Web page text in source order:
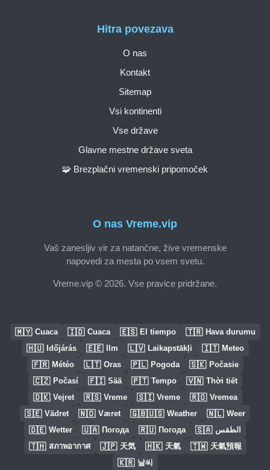
O nas Vreme.vip
Vaš zanesljiv vir za natančne, žive vremenske
napovedi za mesta po vsem svetu.
Vreme.vip © 2026. Vse pravice pridržane.
Hitra povezava
O nas
Kontakt
Sitemap
Vsi kontinenti
Vse države
Glavne mestne države sveta
🧩 Brezplačni vremenski pripomoček
🇲🇾 Cuaca 🇮🇩 Cuaca 🇪🇸 El tiempo 🇹🇷 Hava durumu
🇭🇺 Időjárás 🇪🇪 Ilm 🇱🇻 Laikapstākļi 🇮🇹 Meteo
🇫🇷 Météo 🇱🇹 Oras 🇵🇱 Pogoda 🇸🇰 Počasie
🇨🇿 Počasí 🇫🇮 Sää 🇵🇹 Tempo 🇻🇳 Thời tiết
🇩🇰 Vejret 🇷🇸 Vreme 🇸🇮 Vreme 🇷🇴 Vremea
🇸🇪 Vädret 🇳🇴 Været 🇬🇧🇺🇸 Weather 🇳🇱 Weer
🇩🇪 Wetter 🇺🇦 Погода 🇷🇺 Погода 🇸🇦 الطقس
🇹🇭 สภาพอากาศ 🇯🇵 天気 🇭🇰 天氣 🇹🇼 天氣預報
🇰🇷 날씨